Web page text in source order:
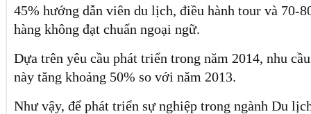
45% hướng dẫn viên du lịch, điều hành tour và 70-
hàng không đạt chuẩn ngoại ngữ.
Dựa trên yêu cầu phát triển trong năm 2014, nhu
này tăng khoảng 50% so với năm 2013.
Như vậy, để phát triển sự nghiệp trong ngành Du